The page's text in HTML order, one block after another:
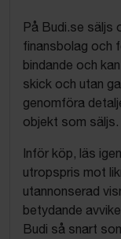
På Budi.se säljs
finansbolag och
bindande och
skick och utan
genomföra
objekt som säljs.
Inför köp, läs
utropspris mot
utannonserad
betydande
Budi så snart